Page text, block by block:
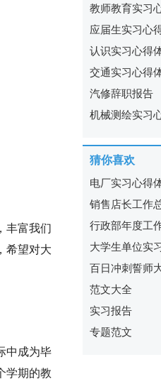
丰富我们
希望对大
中成为毕
学期的教
篇)
教师教育实习
应届生实习心
篇
认识实习心得
15篇)
交通实习心得
汽修辞职报告
机械测绘实习
猜你喜欢
电厂实习心得
销售店长工作
行政部年度工
大学生单位实
选15篇)
百日冲刺誓师
发言稿
范文大全
实习报告
专题范文